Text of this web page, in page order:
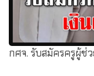
กศจ. รับสมัครครูผู้ช่ว